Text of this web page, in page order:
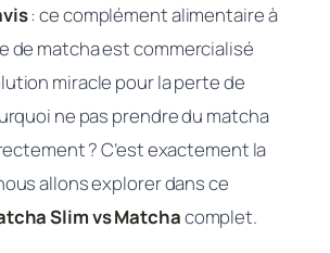
: ce complément alimentaire à
de matcha est commercialisé
miracle pour la perte de
ne pas prendre du matcha
? C’est exactement la
allons explorer dans ce
Slim vs Matchacomplet.